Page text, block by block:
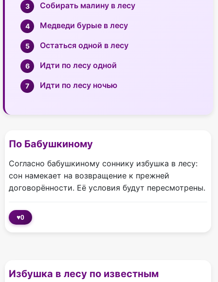
Собирать малину в лесу
Медведи бурые в лесу
Остаться одной в лесу
Идти по лесу одной
Идти по лесу ночью
По Бабушкиному
Согласно бабушкиному соннику избушка в лесу:
сон намекает на возвращение к прежней
договорённости. Её условия будут пересмотрены.
♥0
Избушка в лесу по известным